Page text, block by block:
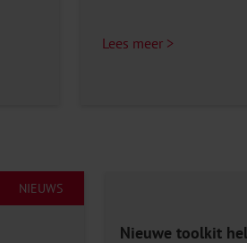
Lees meer >
NIEUWS
Nieuwe toolkit